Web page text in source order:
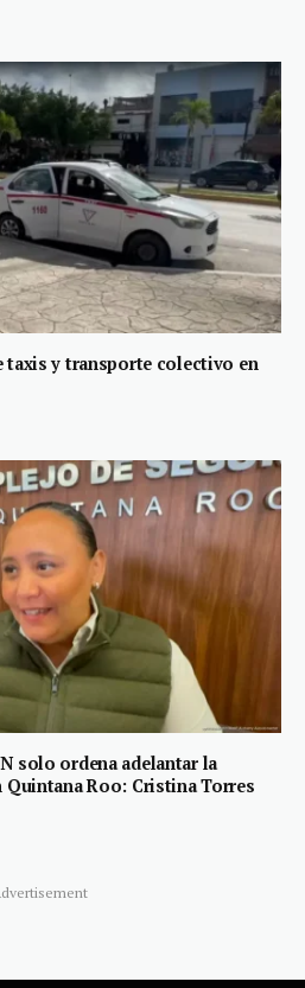
taxis y transporte colectivo en
solo ordena adelantar la
Roo: Cristina Torres